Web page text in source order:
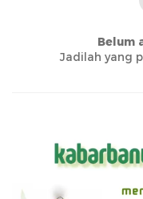
Belum
Jadilah yang